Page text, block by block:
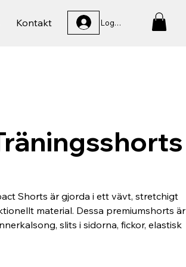
Kontakt Logga In
Shorts är gjorda i ett vävt, stretchigt
material. Dessa premiumshorts är
slits i sidorna, fickor, elastisk